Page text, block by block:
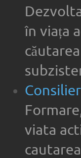
în viața
viata